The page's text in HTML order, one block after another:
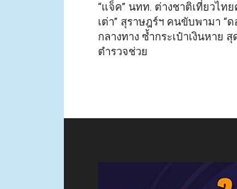
“แจ็ค” นทท. ต่างชาติเที่ยวไทย
เต่า” สุราษฎร์ฯ คนขับพามา “ด
กลางทาง ซ้ำกระเป๋าเงินหาย
ตำรวจช่วย